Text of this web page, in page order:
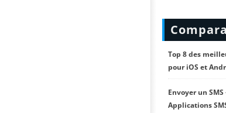
Top 8 des
pour iOS et
Envoyer un
Applications